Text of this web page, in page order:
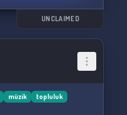
sırada İspanyolca
keyifli anlar
Party Packler ve
UNCLAIMED
müzik topluluk